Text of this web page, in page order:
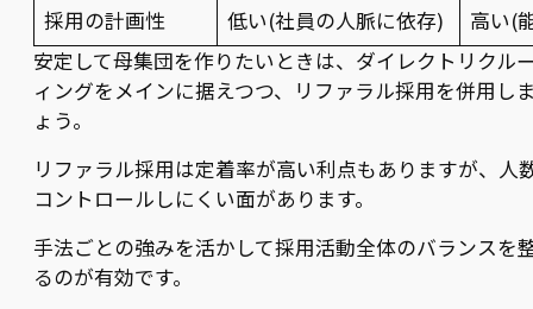
採用の計画性
低い(社員の人脈に依存)
高い(
安定して母集団を作りたいときは、ダイレクトリクル
ィングをメインに据えつつ、リファラル採用を併用し
ょう。
リファラル採用は定着率が高い利点もありますが、人
コントロールしにくい面があります。
手法ごとの強みを活かして採用活動全体のバランスを
るのが有効です。